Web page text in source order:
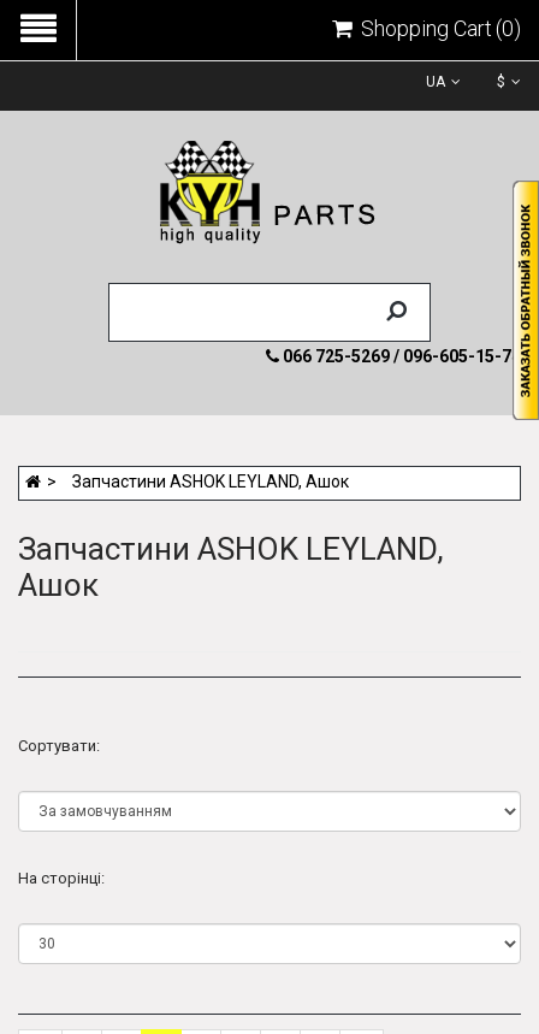
UA $
066 725-5269 / 096-605-15-74
Shopping Cart(0)
Запчастини ASHOK LEYLAND, Ашок
Запчастини ASHOK LEYLAND,
Ашок
Сортувати:
На сторінці: